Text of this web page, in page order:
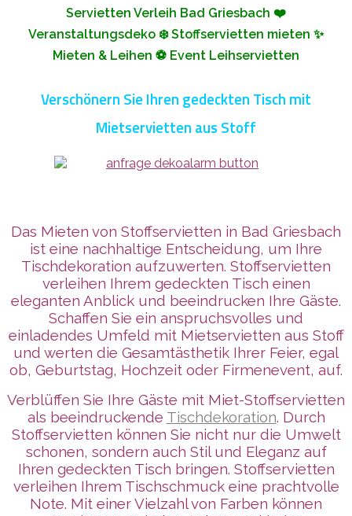
Servietten Verleih Bad Griesbach ❤️
Veranstaltungsdeko ❄️ Stoffservietten mieten ✨
Mieten & Leihen ⚽ Event Leihservietten
Verschönern Sie Ihren gedeckten Tisch mit
Mietservietten aus Stoff
Das Mieten von Stoffservietten in Bad Griesbach
ist eine nachhaltige Entscheidung, um Ihre
Tischdekoration aufzuwerten. Stoffservietten
verleihen Ihrem gedeckten Tisch einen
eleganten Anblick und beeindrucken Ihre Gäste.
Schaffen Sie ein anspruchsvolles und
einladendes Umfeld mit Mietservietten aus Stoff
und werten die Gesamtästhetik Ihrer Feier, egal
ob, Geburtstag, Hochzeit oder Firmenevent, auf.
Verblüffen Sie Ihre Gäste mit Miet-Stoffservietten
als beeindruckende Tischdekoration. Durch
Stoffservietten können Sie nicht nur die Umwelt
schonen, sondern auch Stil und Eleganz auf
Ihren gedeckten Tisch bringen. Stoffservietten
verleihen Ihrem Tischschmuck eine prachtvolle
Note. Mit einer Vielzahl von Farben können